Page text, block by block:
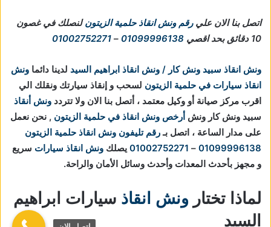
اتصل بنا الان عليرقم ونش انقاذ حلمية الزيتونلنصلك في غصون
10 دقائق بحد اقصي
01099996138
–
01002752271
ونش انقاذ سبيد ونش كار / ونش انقاذ ابراهيم السيد لدينا دائما ونش
انقاذ سيارات في حلمية الزيتون لسحب و إنقاذ سيارتك ونقلك الي
اقرب مركز صيانة أو وكيل معتمد ، أتصل بنا الان ولا تتردد ونش أنقاذ
سبيد ونش كار ونش أرخص ونش انقاذ في حلمية الزيتون , نحن نعمل
على مدار الساعة ، اتصل بـرقم تليفون ونش انقاذ حلمية الزيتون
01099996138
–
01002752271 يصلك ونش انقاذ سيارات سريع
و مجهز بأحدث المعدات وأحدث وسائل الأمان والراحة.
لماذا تختار ونش انقاذ سيارات ابراهيم
السيد